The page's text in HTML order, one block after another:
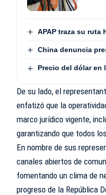
APAP traza su ruta
China denuncia
Precio del dólar en
De su lado, el
enfatizó que la
marco jurídico vigente,
garantizando que todos
En nombre de sus
canales abiertos de
fomentando un clima de
progreso de la República